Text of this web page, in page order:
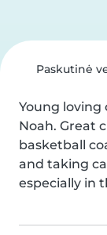
Paskutinė
Young loving
Noah. Great
basketball
and taking
especially in